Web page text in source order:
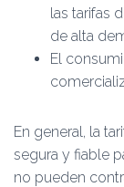
las tarifas
de alta
El
En general, la
segura y fiable
no pueden